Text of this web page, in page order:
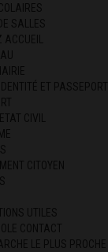
SALLES
ET PASSEPORT
CIVIL
CITOYEN
UTILES
CONTACT
LE PLUS PROCHE